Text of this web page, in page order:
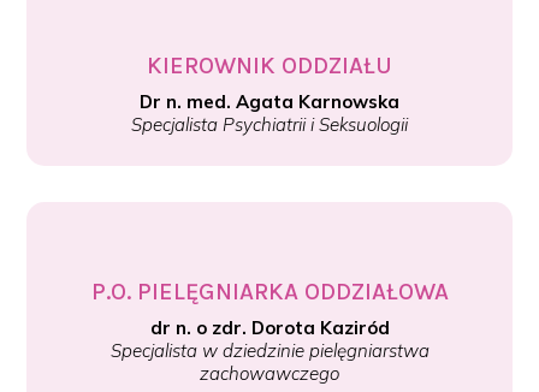
KIEROWNIK ODDZIAŁU
Dr n. med. Agata Karnowska
Specjalista Psychiatrii i Seksuologii
P.O. PIELĘGNIARKA ODDZIAŁOWA
dr n. o zdr. Dorota Kaziród
Specjalista w dziedzinie pielęgniarstwa
zachowawczego